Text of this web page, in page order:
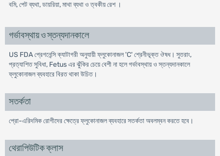
বমি, পেট ব্যথা, ডায়রিয়া, মাথা ব্যথা ও ত্বকীয় রেশ ।
গর্ভাবস্থায় ও স্তন্যদানকালে
US FDA প্রেগনেন্সি ক্যাটাগরী অনুযায়ী ফ্লুকোনাজল 'C' শ্রেনীভূক্ত ঔষধ। সুতরাং,
প্রত্যাশিত সুবিধা, Fetus এর ঝুঁকির চেয়ে বেশী না হলে গর্ভাবস্থায় ও স্তন্যদানকালে
ফ্লুকোনাজল ব্যবহারে বিরত থাকা উচিত।
সতর্কতা
প্রো-এরিদমিক রোগীদের ক্ষেত্রে ফ্লুকোনাজল ব্যবহারে সতর্কতা অবলম্বন করতে হবে।
থেরাপিউটিক ক্লাস